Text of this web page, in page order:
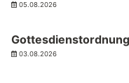
05.08.2026
03.08.2026